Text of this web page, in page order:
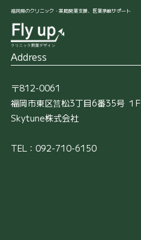
福岡県のクリニック・薬局開業支援、医業承継サポート
Address
〒812-0061
福岡市東区筥松3丁目6番35号 １F
Skytune株式会社
TEL：092-710-6150